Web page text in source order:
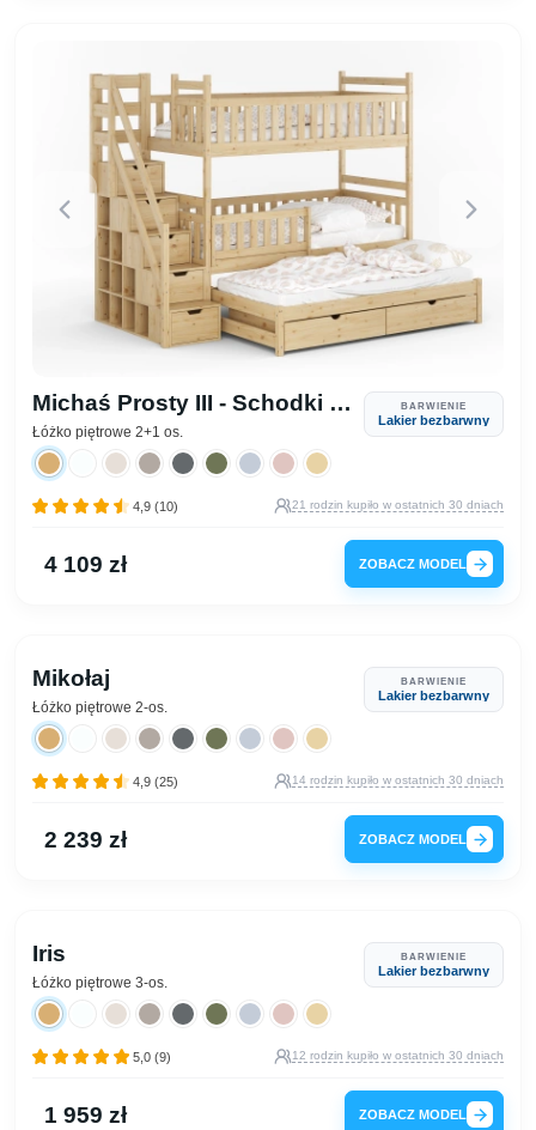
Michaś Prosty III - Schodki (bok)
Łóżko piętrowe 2+1 os.
BARWIENIE
Lakier bezbarwny
4,9 (10) 21 rodzin kupiło w ostatnich 30 dniach
4 109 zł ZOBACZ MODEL
Mikołaj
Łóżko piętrowe 2-os.
BARWIENIE
Lakier bezbarwny
4,9 (25) 14 rodzin kupiło w ostatnich 30 dniach
2 239 zł ZOBACZ MODEL
Iris
Łóżko piętrowe 3-os.
BARWIENIE
Lakier bezbarwny
5,0 (9) 12 rodzin kupiło w ostatnich 30 dniach
1 959 zł ZOBACZ MODEL